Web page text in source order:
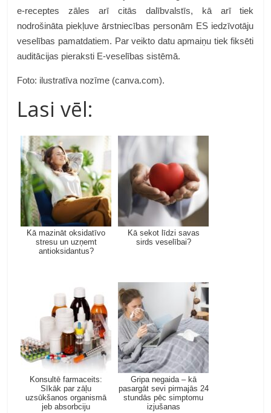
e-receptes zāles arī citās dalībvalstīs, kā arī tiek
nodrošināta piekļuve ārstniecības personām ES iedzīvotāju
veselības pamatdatiem. Par veikto datu apmaiņu tiek fiksēti
auditācijas pieraksti E-veselības sistēmā.
Foto: ilustratīva nozīme (canva.com).
Lasi vēl:
Kā mazināt oksidatīvo
stresu un uzņemt
antioksidantus?
Kā sekot līdzi savas
sirds veselībai?
Konsultē farmaceits:
Sīkāk par zāļu
uzsūkšanos organismā
jeb absorbciju
Gripa negaida – kā
pasargāt sevi pirmajās 24
stundās pēc simptomu
izjušanas